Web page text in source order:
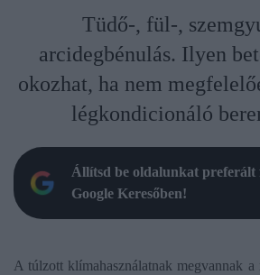
Tüdő-, fül-,
arcidegbénulás. Ilyen
okozhat, ha nem
légkondicionáló
Állítsd be oldalunkat preferált
Google Keresőben!
A túlzott klímahasználatnak megvannak